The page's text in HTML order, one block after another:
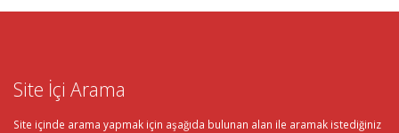
Site İçi Arama
Site içinde arama yapmak için aşağıda bulunan alan ile aramak istediğiniz